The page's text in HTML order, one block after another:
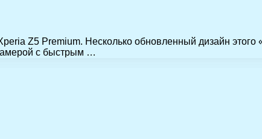
Z5 Premium. Несколько обновленный дизайн этого
с быстрым …